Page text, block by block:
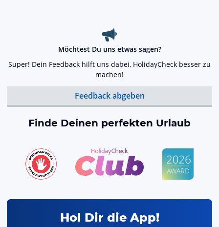
Möchtest Du uns etwas sagen?
Super! Dein Feedback hilft uns dabei, HolidayCheck besser zu
machen!
Feedback abgeben
Finde Deinen perfekten Urlaub
Hol Dir die App!